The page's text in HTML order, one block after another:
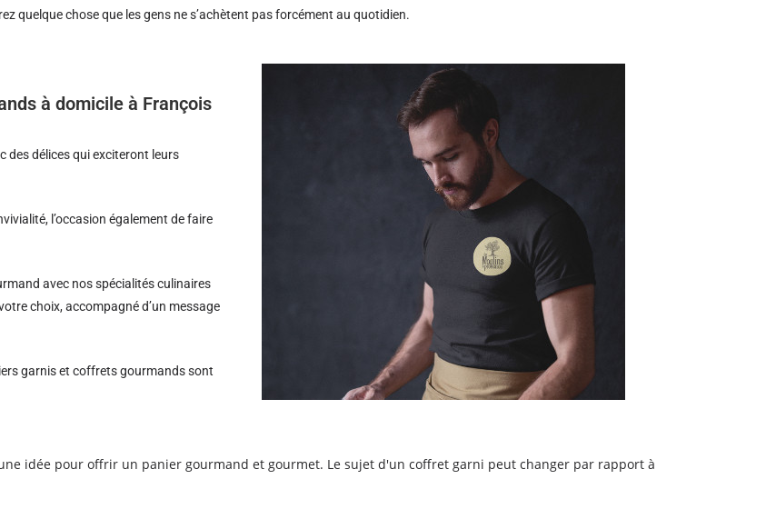
quelque chose que les gens ne s’achètent pas forcément au quotidien.
à domicile à François
des délices qui exciteront leurs
l’occasion également de faire
avec nos spécialités culinaires
choix, accompagné d’un message
garnis et coffrets gourmands sont
idée pour offrir un panier gourmand et gourmet. Le sujet d'un coffret garni peut changer par rapport à